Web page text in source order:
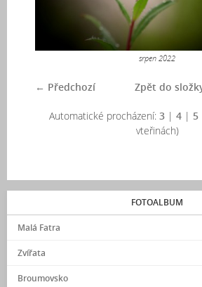
srpen 2022
← Předchozí Zpět do
Automatické procházení: 3 | 4 | 5
vteřinách)
FOTOALBUM
Malá Fatra
Zvířata
Broumovsko